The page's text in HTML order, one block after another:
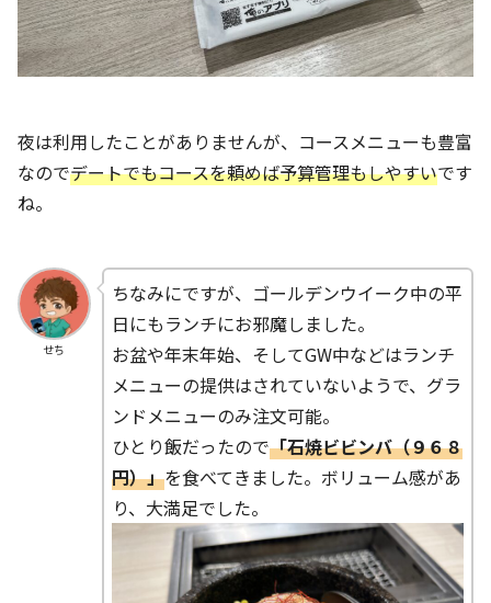
夜は利用したことがありませんが、コースメニューも豊富
なのでデートでもコースを頼めば予算管理もしやすいです
ね。
せち
ちなみにですが、ゴールデンウイーク中の平
日にもランチにお邪魔しました。
お盆や年末年始、そしてGW中などはランチ
メニューの提供はされていないようで、グラ
ンドメニューのみ注文可能。
ひとり飯だったので「石焼ビビンバ（９６８
円）」を食べてきました。ボリューム感があ
り、大満足でした。